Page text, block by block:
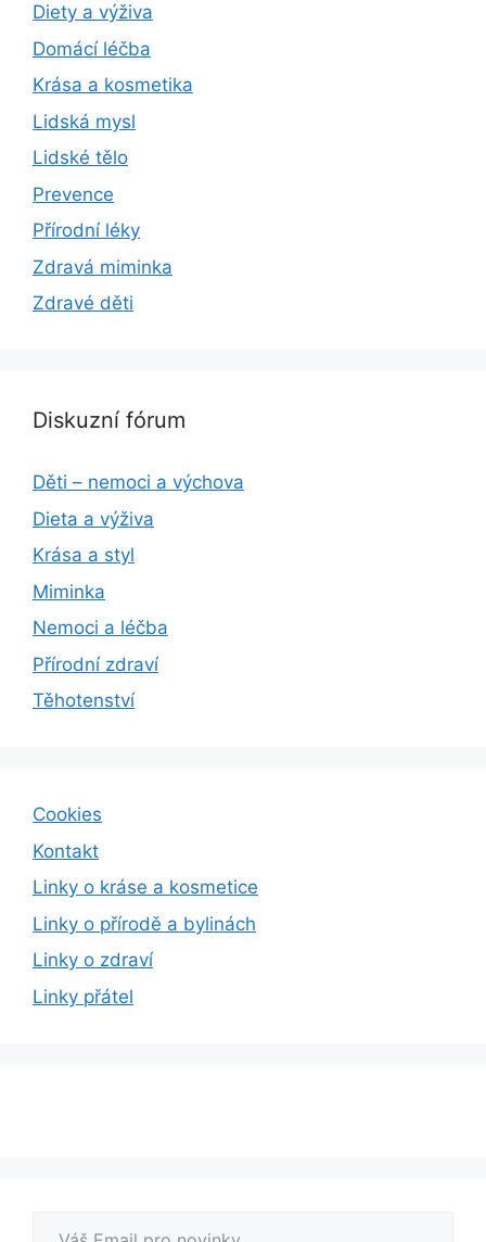
Diety a výživa
Domácí léčba
Krása a kosmetika
Lidská mysl
Lidské tělo
Prevence
Přírodní léky
Zdravá miminka
Zdravé děti
Diskuzní fórum
Děti – nemoci a výchova
Dieta a výživa
Krása a styl
Miminka
Nemoci a léčba
Přírodní zdraví
Těhotenství
Cookies
Kontakt
Linky o kráse a kosmetice
Linky o přírodě a bylinách
Linky o zdraví
Linky přátel